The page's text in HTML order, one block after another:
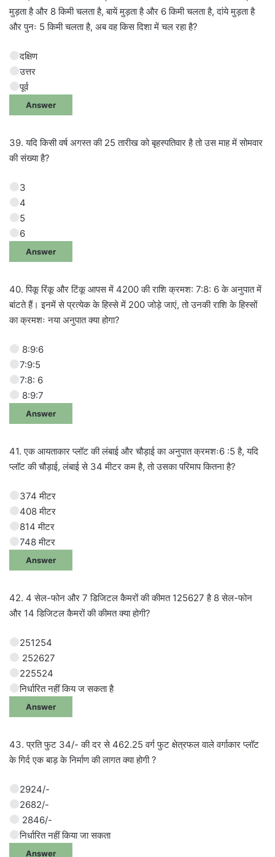
मुड़ता है और 8 किमी चलता है, बायें मुड़ता है और 6 किमी चलता है, दांये मुड़ता है
और पुनः 5 किमी चलता है, अब वह किस दिशा में चल रहा है?
दक्षिण
उत्तर
पूर्व
Answer
39. यदि किसी वर्ष अगस्त की 25 तारीख को बृहस्पतिवार है तो उस माह में सोमवार
की संख्या है?
3
4
5
6
Answer
40. पिंकू रिंकू और टिंकू आपस में 4200 की राशि क्रमश: 7:8: 6 के अनुपात में
बांटते हैं। इनमें से प्रत्येक के हिस्से में 200 जोड़े जाएं, तो उनकी राशि के हिस्सों
का क्रमशः नया अनुपात क्या होगा?
8:9:6
7:9:5
7:8: 6
8:9:7
Answer
41. एक आयताकार प्लॉट की लंबाई और चौड़ाई का अनुपात क्रमशः6 :5 है, यदि
प्लॉट की चौड़ाई, लंबाई से 34 मीटर कम है, तो उसका परिमाप कितना है?
374 मीटर
408 मीटर
814 मीटर
748 मीटर
Answer
42. 4 सेल-फोन और 7 डिजिटल कैमरों की कीमत 125627 है 8 सेल-फोन
और 14 डिजिटल कैमरों की कीमत क्या होगी?
251254
252627
225524
निर्धारित नहीं किय ज सकता है
Answer
43. प्रति फुट 34/- की दर से 462.25 वर्ग फुट क्षेत्रफल वाले वर्गाकार प्लॉट
के गिर्द एक बाड़ के निर्माण की लागत क्या होगी ?
2924/-
2682/-
2846/-
निर्धारित नहीं किया जा सकता
Answer